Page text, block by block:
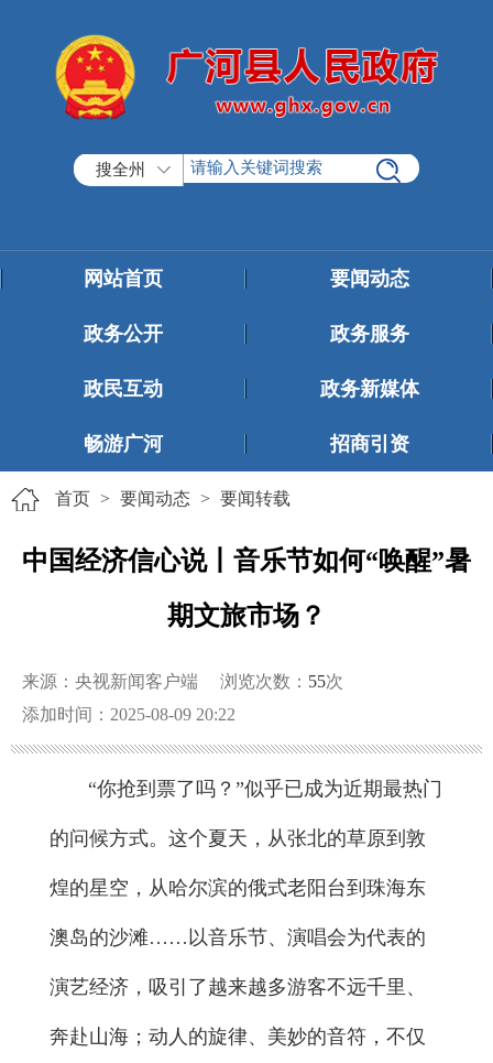
搜全州
网站首页 要闻动态
政务公开 政务服务
政民互动 政务新媒体
畅游广河 招商引资
首页 > 要闻动态 > 要闻转载
中国经济信心说丨音乐节如何“唤醒”暑
期文旅市场？
来源：央视新闻客户端 浏览次数： 55次
添加时间：2025-08-09 20:22
“你抢到票了吗？”似乎已成为近期最热门
的问候方式。这个夏天，从张北的草原到敦
煌的星空，从哈尔滨的俄式老阳台到珠海东
澳岛的沙滩……以音乐节、演唱会为代表的
演艺经济，吸引了越来越多游客不远千里、
奔赴山海；动人的旋律、美妙的音符，不仅